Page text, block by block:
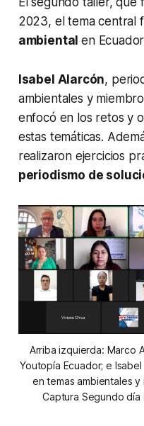
2023, el tema central
ambientalen
Isabel Alarcón,
ambientales y
enfocó en los retos y
estas temáticas.
realizaron ejercicios
periodismo de
Arriba izquierda: Marco
Youtopía Ecuador; e
en temas ambientales
Captura Segundo día